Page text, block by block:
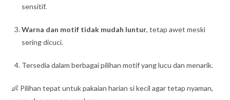
sensitif.
Warna dan motif tidak mudah luntur, tetap awet meski
sering dicuci.
Tersedia dalam berbagai pilihan motif yang lucu dan menarik.
👶 Pilihan tepat untuk pakaian harian si kecil agar tetap nyaman,